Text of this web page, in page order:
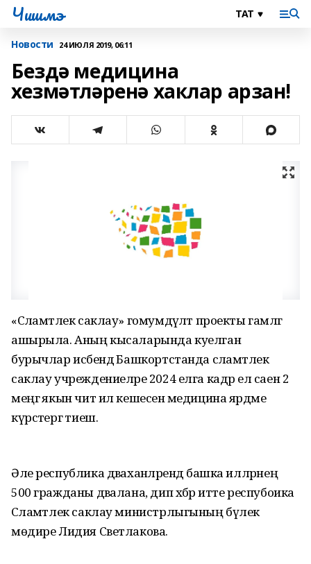
Чишмэ
Новости 24 ИЮЛЯ 2019, 06:11
Бездә медицина
хезмәтләренә хаклар арзан!
«Сәламәтлек саклау» гомумдәүләт проекты гамәлгә
ашырыла. Аның кысаларында куелган
бурычлар исәбендә Башкортстанда сәламәтлек
саклау учреждениеләре 2024 елга кадәр ел саен 2
меңгә якын чит ил кешесенә медицина ярдәме
күрсәтергә тиеш.
Әле республика дәваханәләрендә башка илләрнең
500 гражданы дәвалана, дип хәбәр итте респубоика
Сәламәтлек саклау министрлыгының бүлек
мөдире Лидия Светлакова.